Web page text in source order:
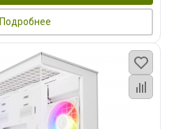
Подробнее